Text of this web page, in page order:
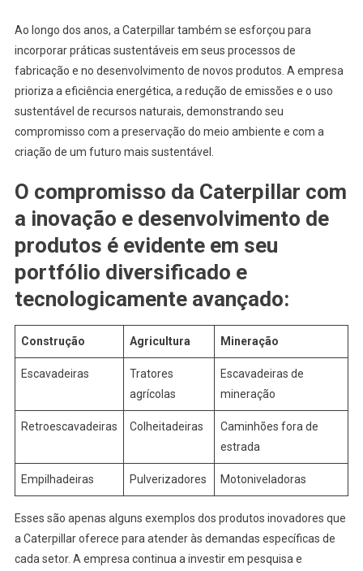
Ao longo dos anos, a Caterpillar também se esforçou para
incorporar práticas sustentáveis em seus processos de
fabricação e no desenvolvimento de novos produtos. A empresa
prioriza a eficiência energética, a redução de emissões e o uso
sustentável de recursos naturais, demonstrando seu
compromisso com a preservação do meio ambiente e com a
criação de um futuro mais sustentável.
O compromisso da Caterpillar com
a inovação e desenvolvimento de
produtos é evidente em seu
portfólio diversificado e
tecnologicamente avançado:
Construção Agricultura Mineração
Escavadeiras
Tratores
agrícolas
Escavadeiras de
mineração
Retroescavadeiras Colheitadeiras
Caminhões fora de
estrada
Empilhadeiras Pulverizadores Motoniveladoras
Esses são apenas alguns exemplos dos produtos inovadores que
a Caterpillar oferece para atender às demandas específicas de
cada setor. A empresa continua a investir em pesquisa e